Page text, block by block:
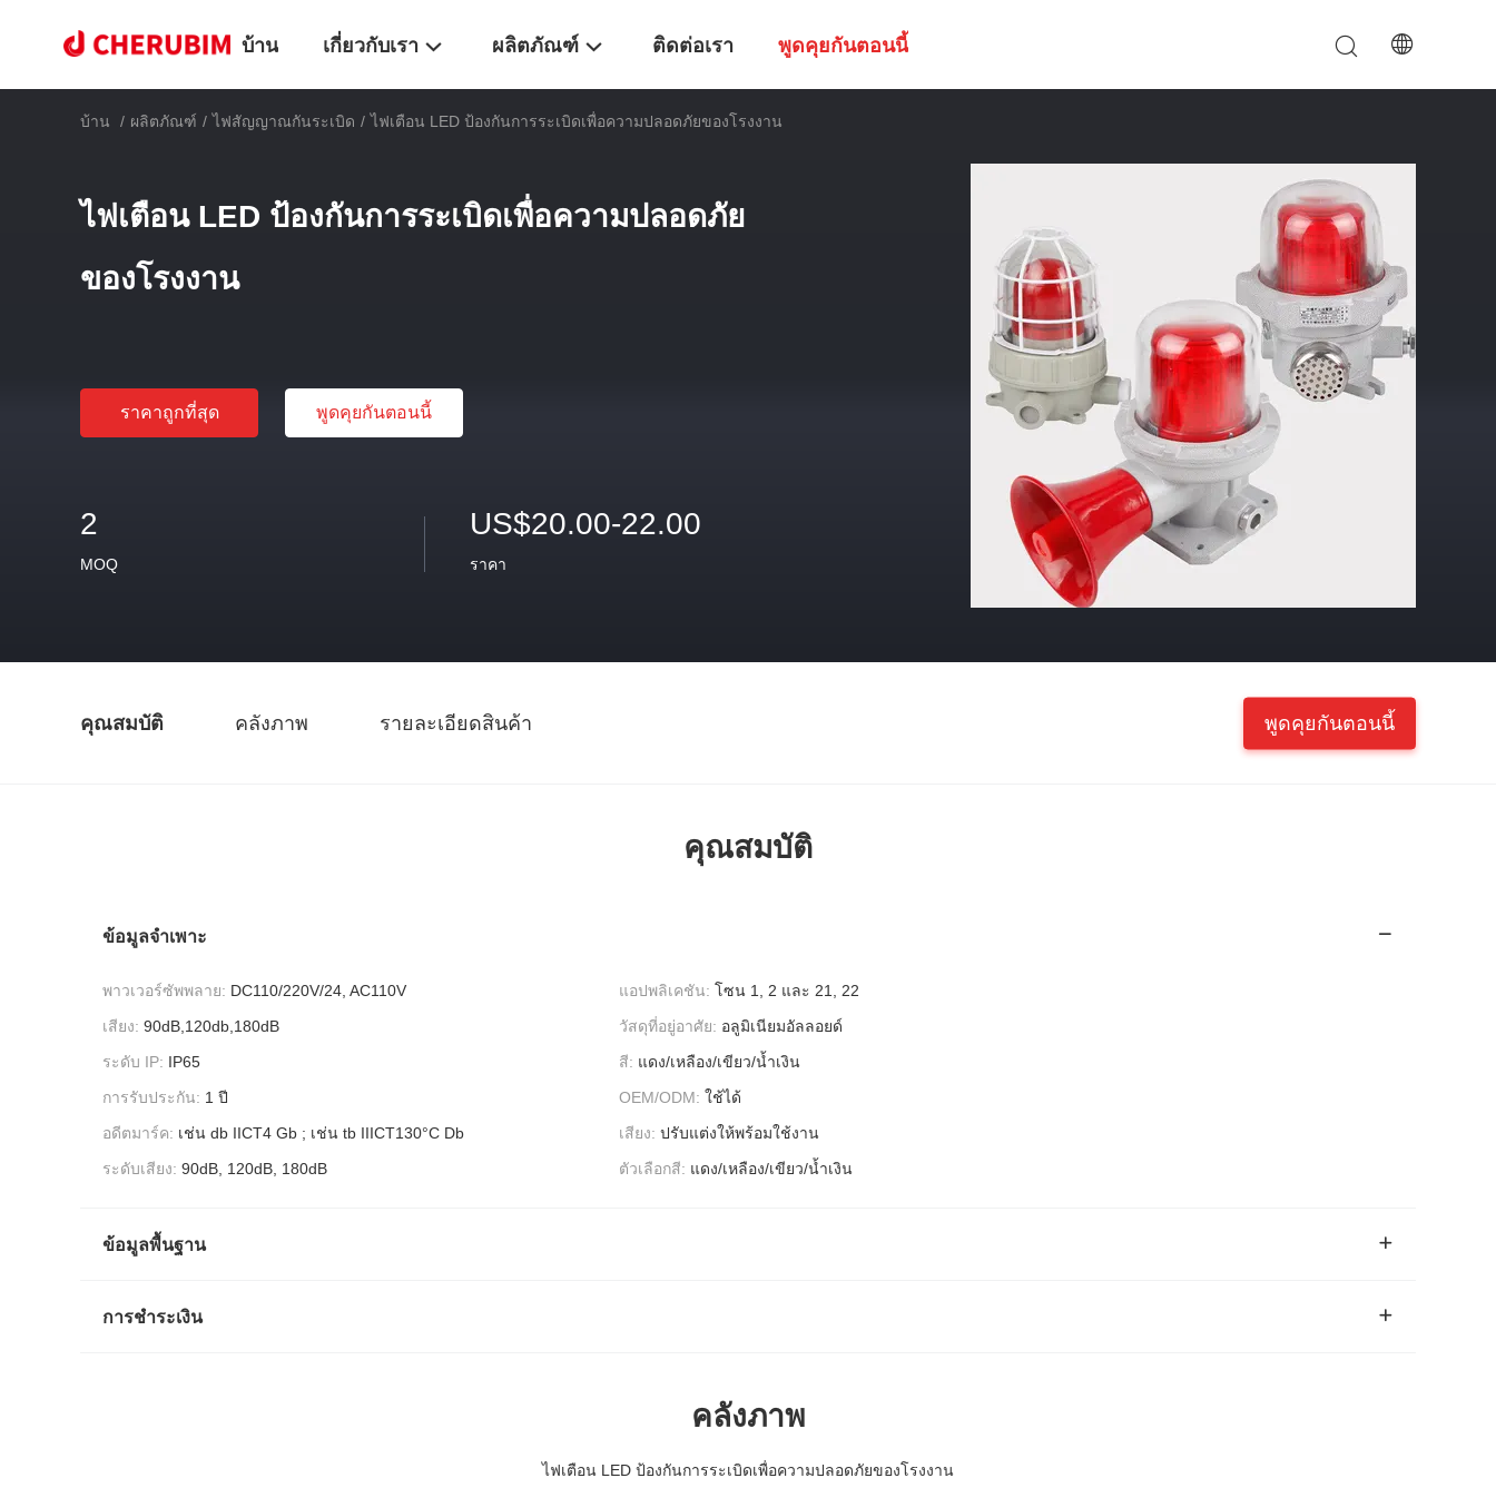
บ้าน เกี่ยวกับเรา ผลิตภัณฑ์ ติดต่อเรา พูดคุยกันตอนนี้
บ้าน / ผลิตภัณฑ์ / ไฟสัญญาณกันระเบิด / ไฟเตือน LED ป้องกันการระเบิดเพื่อความปลอดภัยของโรงงาน
ไฟเตือน LED ป้องกันการระเบิดเพื่อความปลอดภัย
ของโรงงาน
ราคาถูกที่สุด พูดคุยกันตอนนี้
2
MOQ
US$20.00-22.00
ราคา
คุณสมบัติ คลังภาพ รายละเอียดสินค้า พูดคุยกันตอนนี้
คุณสมบัติ
ข้อมูลจำเพาะ
พาวเวอร์ซัพพลาย: DC110/220V/24, AC110V แอปพลิเคชัน: โซน 1, 2 และ 21, 22
เสียง: 90dB,120db,180dB วัสดุที่อยู่อาศัย: อลูมิเนียมอัลลอยด์
ระดับ IP: IP65 สี: แดง/เหลือง/เขียว/น้ำเงิน
การรับประกัน: 1 ปี OEM/ODM: ใช้ได้
อดีตมาร์ค: เช่น db IICT4 Gb ; เช่น tb IIICT130°C Db เสียง: ปรับแต่งให้พร้อมใช้งาน
ระดับเสียง: 90dB, 120dB, 180dB ตัวเลือกสี: แดง/เหลือง/เขียว/น้ำเงิน
ข้อมูลพื้นฐาน
การชำระเงิน
คลังภาพ
ไฟเตือน LED ป้องกันการระเบิดเพื่อความปลอดภัยของโรงงาน